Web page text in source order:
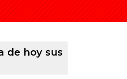
de hoy sus